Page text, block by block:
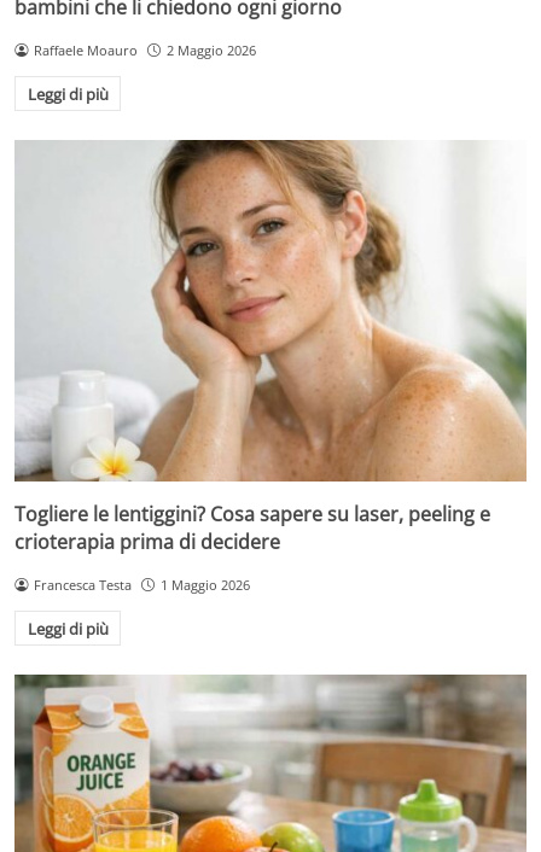
bambini che li chiedono ogni giorno
Raffaele Moauro 2 Maggio 2026
Leggi di più
Togliere le lentiggini? Cosa sapere su laser, peeling e
crioterapia prima di decidere
Francesca Testa 1 Maggio 2026
Leggi di più